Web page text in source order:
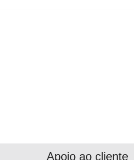
Apoio ao cliente